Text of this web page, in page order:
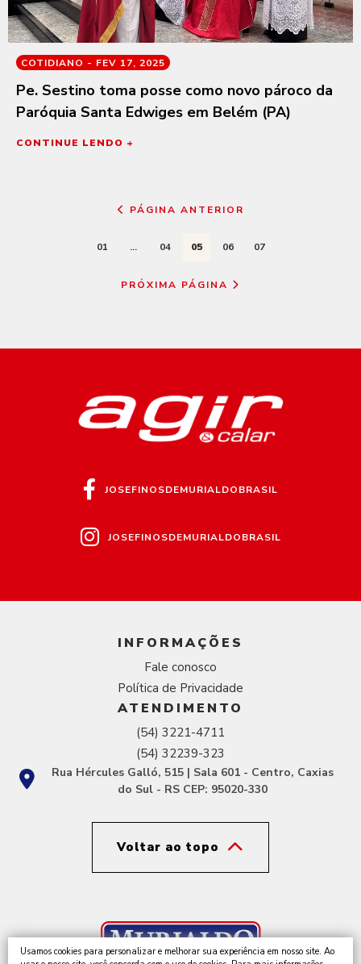
COTIDIANO - FEV 17, 2025
Pe. Sestino toma posse como novo pároco da
Paróquia Santa Edwiges em Belém (PA)
CONTINUE LENDO +
PÁGINA ANTERIOR
01 ... 04 05 06 07
PRÓXIMA PÁGINA
JOSEFINOSDEMURIALDOBRASIL
JOSEFINOSDEMURIALDOBRASIL
INFORMAÇÕES
Fale conosco
Política de Privacidade
ATENDIMENTO
(54) 3221-4711
(54) 32239-323
Rua Hércules Galló, 515 | Sala 601 - Centro, Caxias
do Sul - RS CEP: 95020-330
Voltar ao topo
Usamos cookies para personalizar e melhorar sua experiência em nosso site. Ao